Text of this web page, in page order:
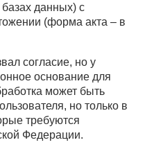
данных) с
(форма акта – в
согласие, но у
основание для
может быть
но только в
требуются
Федерации.